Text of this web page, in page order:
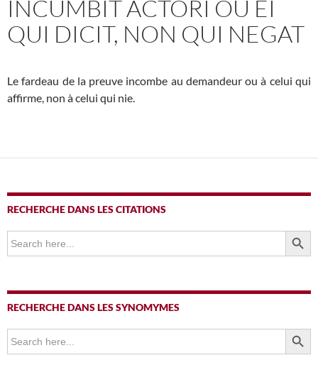
INCUMBIT ACTORI OU EI
QUI DICIT, NON QUI NEGAT
Le fardeau de la preuve incombe au demandeur ou à celui qui
affirme, non à celui qui nie.
RECHERCHE DANS LES CITATIONS
Search
for:
SEARCH
RECHERCHE DANS LES SYNOMYMES
Search
for:
SEARCH